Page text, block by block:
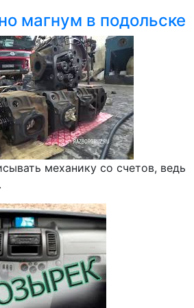
магнум в подольске
механику со счетов, ведь